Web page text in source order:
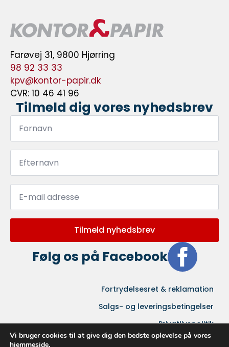
Farøvej 31, 9800 Hjørring
98 92 33 33
kpv@kontor-papir.dk
CVR: 10 46 41 96
Tilmeld dig vores nyhedsbrev
Fornavn
Efternavn
Email
Tilmeld nyhedsbrev
Følg os på Facebook
Fortrydelsesret & reklamation
Salgs- og leveringsbetingelser
Privatlivspolitik
Vi bruger cookies til at give dig den bedste oplevelse på vores
hjemmeside.